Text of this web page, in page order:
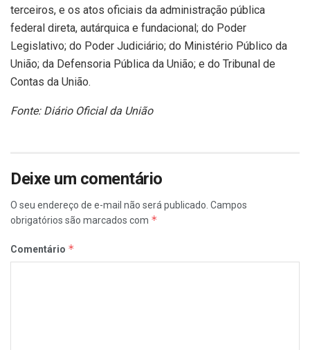
terceiros, e os atos oficiais da administração pública
federal direta, autárquica e fundacional; do Poder
Legislativo; do Poder Judiciário; do Ministério Público da
União; da Defensoria Pública da União; e do Tribunal de
Contas da União.
Fonte: Diário Oficial da União
Deixe um comentário
O seu endereço de e-mail não será publicado. Campos
obrigatórios são marcados com *
Comentário *